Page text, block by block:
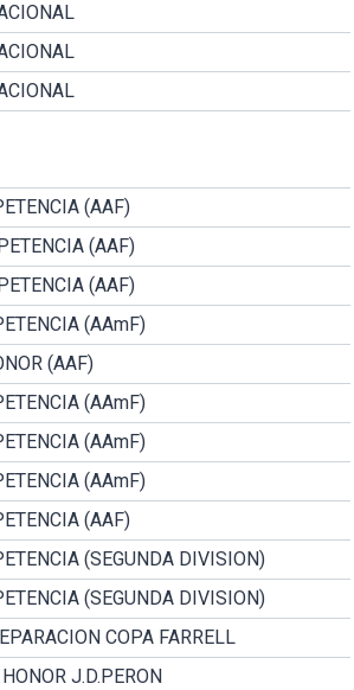
(AAF)
(AAF)
(AAF)
(AAmF)
(AAF)
(AAmF)
(AAmF)
(AAmF)
(AAF)
(SEGUNDA DIVISION)
(SEGUNDA DIVISION)
COPA FARRELL
J.D.PERON